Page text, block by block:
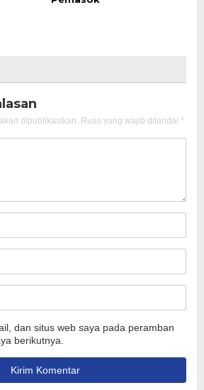
dipublikasikan. Ruas yang wajib ditandai *
dan situs web saya pada peramban
berikutnya.